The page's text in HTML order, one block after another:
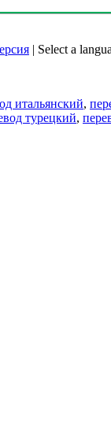
| Select a
итальянский,
турецкий,